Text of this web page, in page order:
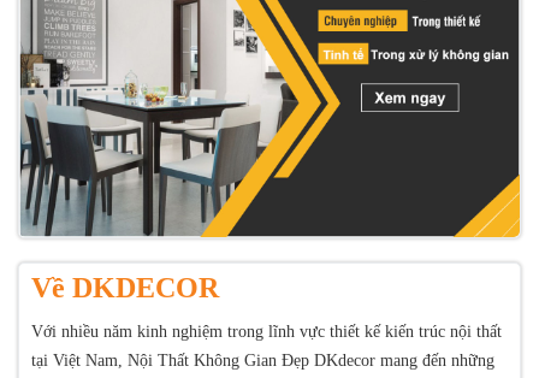
Về DKDECOR
Với nhiều năm kinh nghiệm trong lĩnh vực thiết kế kiến trúc nội thất
tại Việt Nam, Nội Thất Không Gian Đẹp DKdecor mang đến những